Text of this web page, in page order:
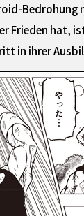
Frieden hat,
in ihrer